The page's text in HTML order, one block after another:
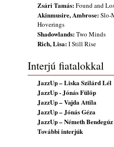
Zsári Tamás:Found and
Akinmusire, Ambrose:Slo-
Hoverings
Shadowlands:Two Minds
Rich, Lisa:I Still Rise
Interjú fiatalokkal
JazzUp – Liska Szilárd Lél
JazzUp - Jónás Fülöp
JazzUp – Vajda Attila
JazzUp – Jónás Géza
JazzUp – Németh Bendegúz
További interjúk